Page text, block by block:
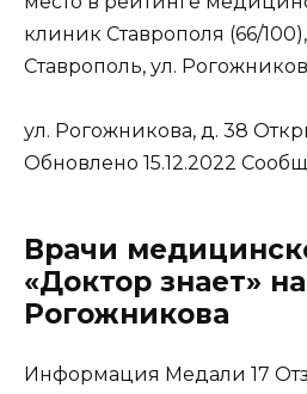
клиник Ставрополя (66/
Ставрополь, ул.
ул. Рогожникова, д. 38
Обновлено 15.12.2022
Врачи
«Доктор знает» на
Рогожникова
Информация Медали 17